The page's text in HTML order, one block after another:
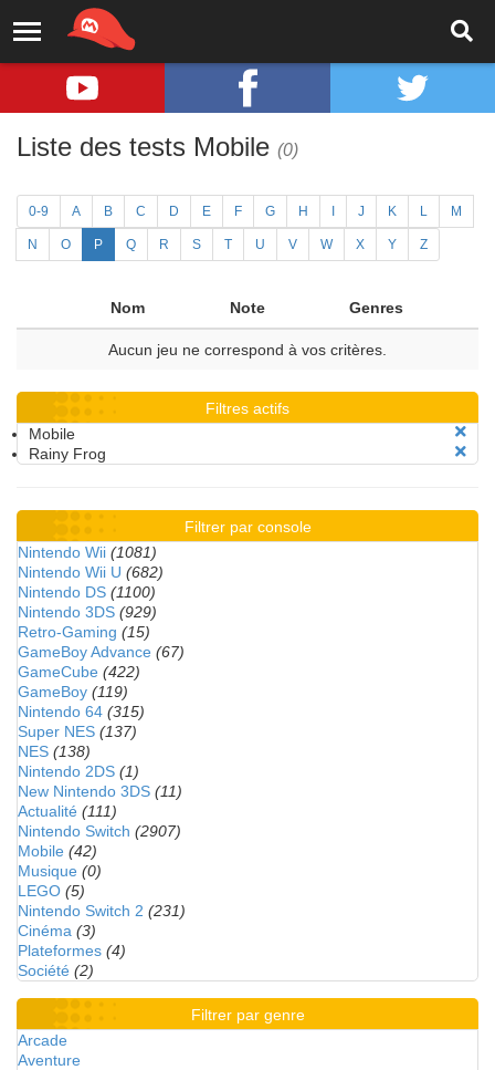
Liste des tests Mobile (0)
0-9 A B C D E F G H J K L M
N O P Q R S T U V W X Y Z
Nom Note Genres
Aucun jeu ne correspond à vos critères.
Filtres actifs
Mobile
Rainy Frog
Filtrer par console
Nintendo Wii (1081)
Nintendo Wii U (682)
Nintendo DS (1100)
Nintendo 3DS (929)
Retro-Gaming (15)
GameBoy Advance (67)
GameCube (422)
GameBoy (119)
Nintendo 64 (315)
Super NES (137)
NES (138)
Nintendo 2DS (1)
New Nintendo 3DS (11)
Actualité (111)
Nintendo Switch (2907)
Mobile (42)
Musique (0)
LEGO (5)
Nintendo Switch 2 (231)
Cinéma (3)
Plateformes (4)
Société (2)
Filtrer par genre
Arcade
Aventure